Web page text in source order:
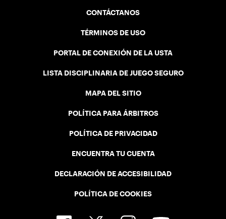
CONTÁCTANOS
TÉRMINOS DE USO
PORTAL DE CONEXIÓN DE LA USTA
LISTA DISCIPLINARIA DE JUEGO SEGURO
MAPA DEL SITIO
POLÍTICA PARA ÁRBITROS
POLÍTICA DE PRIVACIDAD
ENCUENTRA TU CUENTA
DECLARACIÓN DE ACCESIBILIDAD
POLÍTICA DE COOKIES